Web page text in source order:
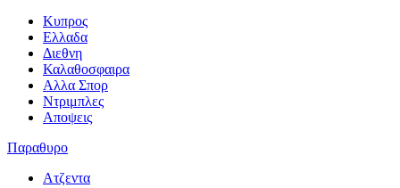
Κυπρος
Ελλαδα
Διεθνη
Καλαθοσφαιρα
Αλλα Σπορ
Ντριμπλες
Αποψεις
Παραθυρο
Ατζεντα